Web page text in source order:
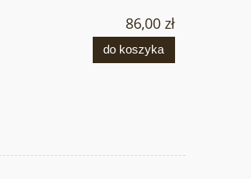
86,00 zł
do koszyka